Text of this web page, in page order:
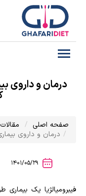
درمان و داروی
صفحه اصلی مقالات
درمان و داروی
1401/05/29
فیبرومیالژیا یک